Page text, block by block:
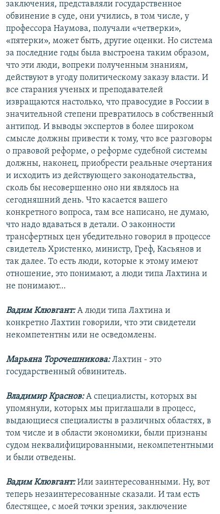
заключения, представляли государственное
обвинение в суде, они учились, в том числе, у
профессора Наумова, получали «четверки»,
«пятерки», может быть, другие оценки. Но система
за последние годы была выстроена таким образом,
что эти люди, вопреки полученным знаниям,
действуют в угоду политическому заказу власти. И
все старания ученых и преподавателей
извращаются настолько, что правосудие в России в
значительной степени превратилось в собственный
антипод. И выводы экспертов в более широком
смысле должны привести к тому, что все разговоры
о правовой реформе, о реформе судебной системы
должны, наконец, приобрести реальные очертания
и исходить из действующего законодательства,
сколь бы несовершенно оно ни являлось на
сегодняшний день. Что касается вашего
конкретного вопроса, там все написано, не думаю,
что надо вдаваться в детали. О законности
трансфертных цен убедительно говорил в процессе
свидетель Христенко, министр, Греф, Касьянов и
так далее. То есть люди, которые к этому имеют
отношение, это понимают, а люди типа Лахтина и
не понимают…
Вадим Клювгант:А люди типа Лахтина и
конкретно Лахтин говорили, что эти свидетели
некомпетентны или не осведомлены.
Марьяна Торочешникова:Лахтин - это
государственный обвинитель.
Владимир Краснов:А специалисты, которых вы
упомянули, которых мы приглашали в процесс,
выдающиеся специалисты в различных областях, в
том числе и в области экономики, были признаны
судом неквалифицированными, некомпетентными
и были отведены.
Вадим Клювгант:Или заинтересованными. Ну, вот
теперь незаинтересованные сказали. И там есть
блестящее, с моей точки зрения, заключение